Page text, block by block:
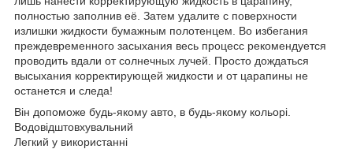
полностью заполнив её. Затем удалите с поверхности
излишки жидкости бумажным полотенцем. Во избегания
преждевременного засыхания весь процесс рекомендуется
проводить вдали от солнечных лучей. Просто дождаться
высыхания корректирующей жидкости и от царапины не
останется и следа!
Він допоможе будь-якому авто, в будь-якому кольорі.
Водовідштовхувальний
Легкий у використанні